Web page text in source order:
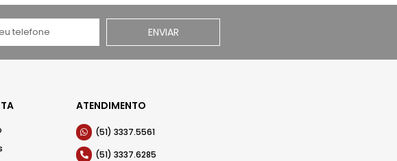
ENVIAR
ATENDIMENTO
(51) 3337.5561
(51) 3337.6285